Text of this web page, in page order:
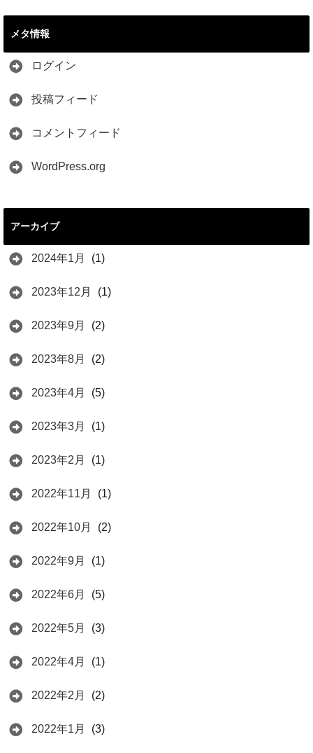
メタ情報
ログイン
投稿フィード
コメントフィード
WordPress.org
アーカイブ
2024年1月 (1)
2023年12月 (1)
2023年9月 (2)
2023年8月 (2)
2023年4月 (5)
2023年3月 (1)
2023年2月 (1)
2022年11月 (1)
2022年10月 (2)
2022年9月 (1)
2022年6月 (5)
2022年5月 (3)
2022年4月 (1)
2022年2月 (2)
2022年1月 (3)